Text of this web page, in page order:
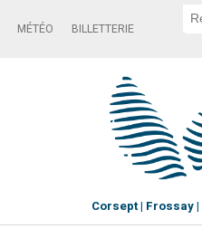
MÉTÉO BILLETTERIE
Corsept Frossay